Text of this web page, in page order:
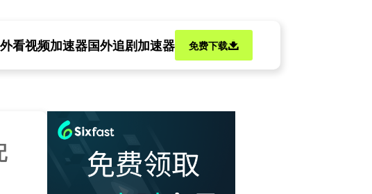
看视频加速器国外追剧加速器 免费下载